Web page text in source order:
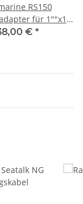
RS150
für 1""x14
/ Relingsmontage
€ *